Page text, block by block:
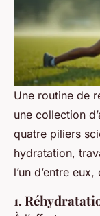
Une routine de
une collection
quatre piliers
hydratation,
l’un d’entre
1.